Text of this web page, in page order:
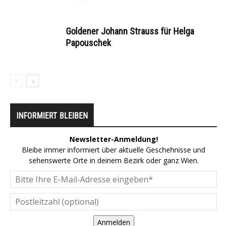
Goldener Johann Strauss für Helga
Papouschek
INFORMIERT BLEIBEN
Newsletter-Anmeldung!
Bleibe immer informiert über aktuelle Geschehnisse und
sehenswerte Orte in deinem Bezirk oder ganz Wien.
Anmelden